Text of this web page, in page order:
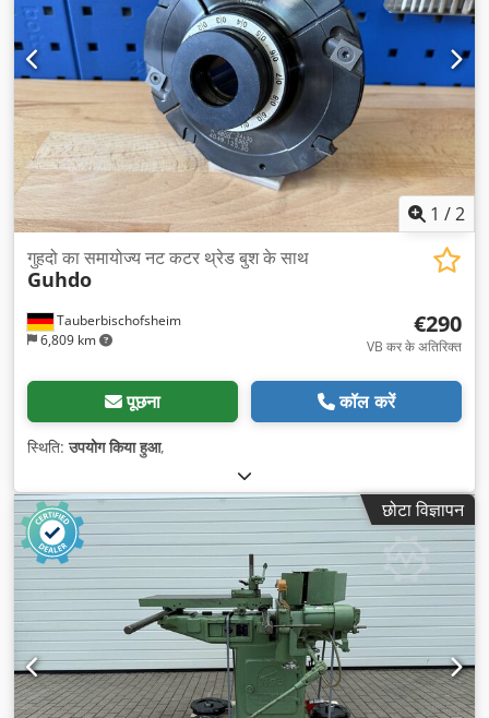
1 /2
Tauberbischofsheim
6,809 km
गुहदो का समायोज्य नट कटर थ्रेड बुश के साथ
Guhdo
€290
VB कर के अतिरिक्त
पूछना कॉल करें
स्थिति:उपयोग किया हुआ,
छोटा विज्ञापन